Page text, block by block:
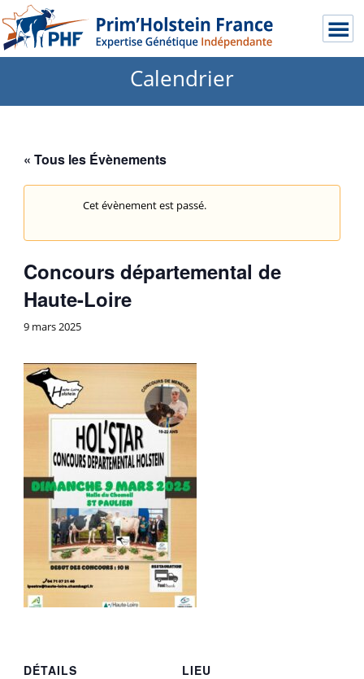
Calendrier
« Tous les Évènements
Cet évènement est passé.
Concours départemental de
Haute-Loire
9 mars 2025
DÉTAILS
LIEU